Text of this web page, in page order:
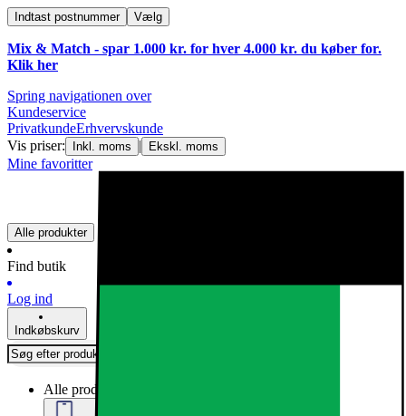
Indtast postnummer Vælg
Mix & Match - spar 1.000 kr. for hver 4.000 kr. du køber for.
Klik her
Spring navigationen over
Kundeservice
PrivatkundeErhvervskunde
Vis priser:
Inkl. moms | Ekskl. moms
Mine favoritter
Alle produkter
Find butik
Log ind
Indkøbskurv
Alle produkter